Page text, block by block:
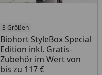
3 Größen
Biohort StyleBox Special
Edition inkl. Gratis-
Zubehör im Wert von
bis zu 117 €